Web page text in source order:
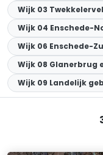
Wijk 03
Wijk 04 Enschede-
Wijk 06 Enschede-
Wijk 08 Glanerbrug
Wijk 09 Landelijk